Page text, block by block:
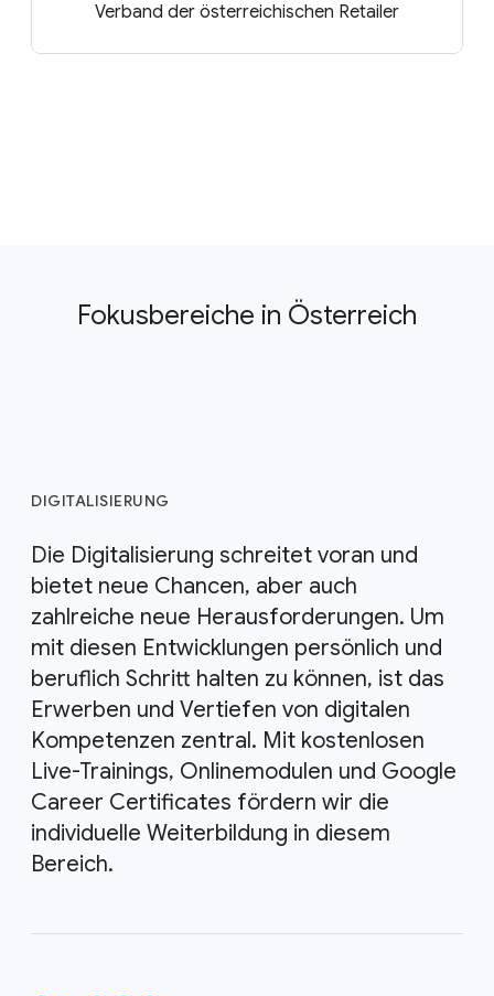
Verband der österreichischen Retailer
Fokusbereiche in Österreich
DIGITALISIERUNG
Die Digitalisierung schreitet voran und
bietet neue Chancen, aber auch
zahlreiche neue Herausforderungen. Um
mit diesen Entwicklungen persönlich und
beruflich Schritt halten zu können, ist das
Erwerben und Vertiefen von digitalen
Kompetenzen zentral. Mit kostenlosen
Live-Trainings, Onlinemodulen und Google
Career Certificates fördern wir die
individuelle Weiterbildung in diesem
Bereich.